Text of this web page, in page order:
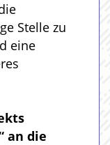
Stelle zu
eine
an die